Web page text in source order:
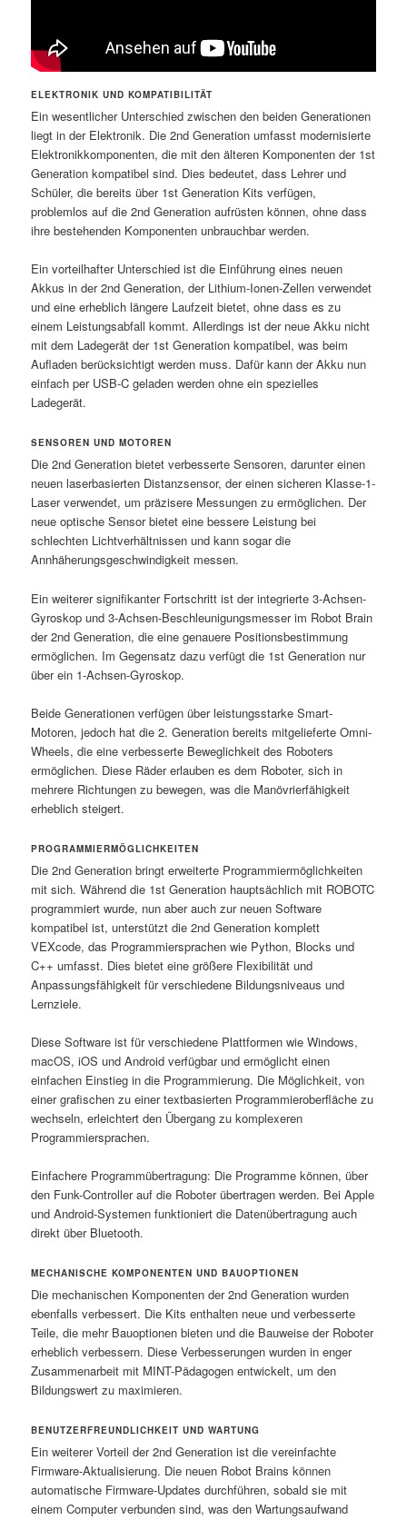
ELEKTRONIK UND KOMPATIBILITÄT
Ein wesentlicher Unterschied zwischen den beiden Generationen
liegt in der Elektronik. Die 2nd Generation umfasst modernisierte
Elektronikkomponenten, die mit den älteren Komponenten der 1st
Generation kompatibel sind. Dies bedeutet, dass Lehrer und
Schüler, die bereits über 1st Generation Kits verfügen,
problemlos auf die 2nd Generation aufrüsten können, ohne dass
ihre bestehenden Komponenten unbrauchbar werden.
Ein vorteilhafter Unterschied ist die Einführung eines neuen
Akkus in der 2nd Generation, der Lithium-Ionen-Zellen verwendet
und eine erheblich längere Laufzeit bietet, ohne dass es zu
einem Leistungsabfall kommt. Allerdings ist der neue Akku nicht
mit dem Ladegerät der 1st Generation kompatibel, was beim
Aufladen berücksichtigt werden muss. Dafür kann der Akku nun
einfach per USB-C geladen werden ohne ein spezielles
Ladegerät.
SENSOREN UND MOTOREN
Die 2nd Generation bietet verbesserte Sensoren, darunter einen
neuen laserbasierten Distanzsensor, der einen sicheren Klasse-1-
Laser verwendet, um präzisere Messungen zu ermöglichen. Der
neue optische Sensor bietet eine bessere Leistung bei
schlechten Lichtverhältnissen und kann sogar die
Annhäherungsgeschwindigkeit messen.
Ein weiterer signifikanter Fortschritt ist der integrierte 3-Achsen-
Gyroskop und 3-Achsen-Beschleunigungsmesser im Robot Brain
der 2nd Generation, die eine genauere Positionsbestimmung
ermöglichen. Im Gegensatz dazu verfügt die 1st Generation nur
über ein 1-Achsen-Gyroskop.
Beide Generationen verfügen über leistungsstarke Smart-
Motoren, jedoch hat die 2. Generation bereits mitgelieferte Omni-
Wheels, die eine verbesserte Beweglichkeit des Roboters
ermöglichen. Diese Räder erlauben es dem Roboter, sich in
mehrere Richtungen zu bewegen, was die Manövrierfähigkeit
erheblich steigert.
PROGRAMMIERMÖGLICHKEITEN
Die 2nd Generation bringt erweiterte Programmiermöglichkeiten
mit sich. Während die 1st Generation hauptsächlich mit ROBOTC
programmiert wurde, nun aber auch zur neuen Software
kompatibel ist, unterstützt die 2nd Generation komplett
VEXcode, das Programmiersprachen wie Python, Blocks und
C++ umfasst. Dies bietet eine größere Flexibilität und
Anpassungsfähigkeit für verschiedene Bildungsniveaus und
Lernziele.
Diese Software ist für verschiedene Plattformen wie Windows,
macOS, iOS und Android verfügbar und ermöglicht einen
einfachen Einstieg in die Programmierung. Die Möglichkeit, von
einer grafischen zu einer textbasierten Programmieroberfläche zu
wechseln, erleichtert den Übergang zu komplexeren
Programmiersprachen.
Einfachere Programmübertragung: Die Programme können, über
den Funk-Controller auf die Roboter übertragen werden. Bei Apple
und Android-Systemen funktioniert die Datenübertragung auch
direkt über Bluetooth.
MECHANISCHE KOMPONENTEN UND BAUOPTIONEN
Die mechanischen Komponenten der 2nd Generation wurden
ebenfalls verbessert. Die Kits enthalten neue und verbesserte
Teile, die mehr Bauoptionen bieten und die Bauweise der Roboter
erheblich verbessern. Diese Verbesserungen wurden in enger
Zusammenarbeit mit MINT-Pädagogen entwickelt, um den
Bildungswert zu maximieren.
BENUTZERFREUNDLICHKEIT UND WARTUNG
Ein weiterer Vorteil der 2nd Generation ist die vereinfachte
Firmware-Aktualisierung. Die neuen Robot Brains können
automatische Firmware-Updates durchführen, sobald sie mit
einem Computer verbunden sind, was den Wartungsaufwand